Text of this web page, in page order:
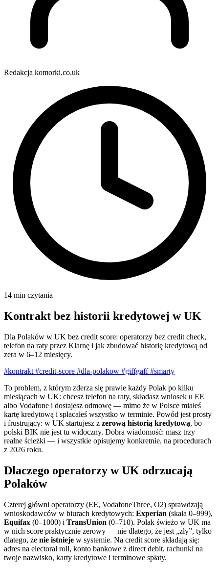
Redakcja komorki.co.uk
14 min czytania
Kontrakt bez historii kredytowej w UK
Dla Polaków w UK bez credit score: operatorzy bez credit check,
telefon na raty przez Klarnę i jak zbudować historię kredytową od
zera w 6–12 miesięcy.
#kontrakt #credit-score #dla-polakow #giffgaff#smarty
To problem, z którym zderza się prawie każdy Polak po kilku
miesiącach w UK: chcesz telefon na raty, składasz wniosek u EE
albo Vodafone i dostajesz odmowę — mimo że w Polsce miałeś
kartę kredytową i spłacałeś wszystko w terminie. Powód jest prosty
i frustrujący: w UK startujesz z zerową historią kredytową, bo
polski BIK nie jest tu widoczny. Dobra wiadomość: masz trzy
realne ścieżki — i wszystkie opisujemy konkretnie, na procedurach
z 2026 roku.
Dlaczego operatorzy w UK odrzucają
Polaków
Czterej główni operatorzy (EE, VodafoneThree, O2) sprawdzają
wnioskodawców w biurach kredytowych: Experian (skala 0–999),
Equifax (0–1000) i TransUnion (0–710). Polak świeżo w UK ma
w nich score praktycznie zerowy — nie dlatego, że jest „zły”, tylko
dlatego, że nie istnieje w systemie. Na credit score składają się:
adres na electoral roll, konto bankowe z direct debit, rachunki na
twoje nazwisko, karty kredytowe i terminowe spłaty.